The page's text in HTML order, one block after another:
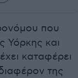
που
Υόρκης και
καταφέρει
της